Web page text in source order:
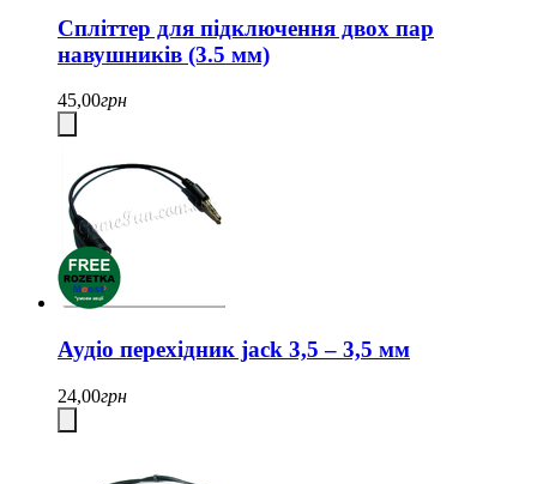
Спліттер для підключення двох пар
навушників (3.5 мм)
45,00грн
Аудіо перехідник jack 3,5 – 3,5 мм
24,00грн